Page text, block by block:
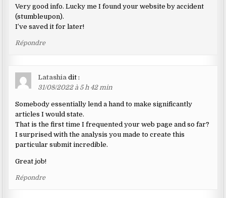
Very good info. Lucky me I found your website by accident
(stumbleupon).
I’ve saved it for later!
Répondre
Latashia dit :
31/08/2022 à 5 h 42 min
Somebody essentially lend a hand to make significantly
articles I would state.
That is the first time I frequented your web page and so far?
I surprised with the analysis you made to create this
particular submit incredible.
Great job!
Répondre